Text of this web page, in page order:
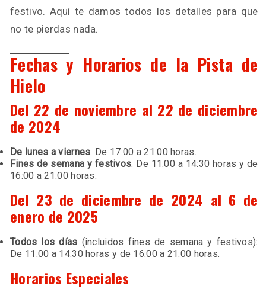
festivo. Aquí te damos todos los detalles para que
no te pierdas nada.
Fechas y Horarios de la Pista de
Hielo
Del 22 de noviembre al 22 de diciembre
de 2024
De lunes a viernes: De 17:00 a 21:00 horas.
Fines de semana y festivos: De 11:00 a 14:30 horas y de
16:00 a 21:00 horas.
Del 23 de diciembre de 2024 al 6 de
enero de 2025
Todos los días (incluidos fines de semana y festivos):
De 11:00 a 14:30 horas y de 16:00 a 21:00 horas.
Horarios Especiales